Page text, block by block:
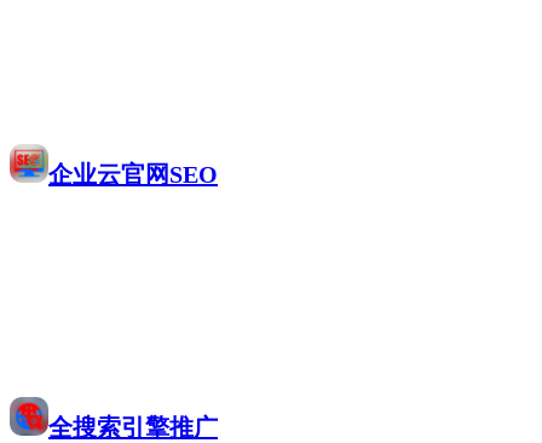
企业云官网SEO
全搜索引擎推广